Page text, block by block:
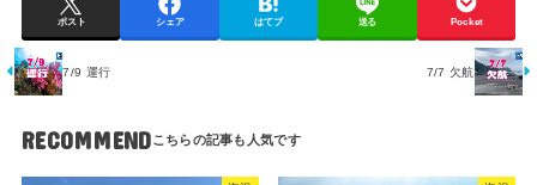
ポスト シェア はてブ 送る Pocket
7/9 運行 7/7 欠航
RECOMMEND